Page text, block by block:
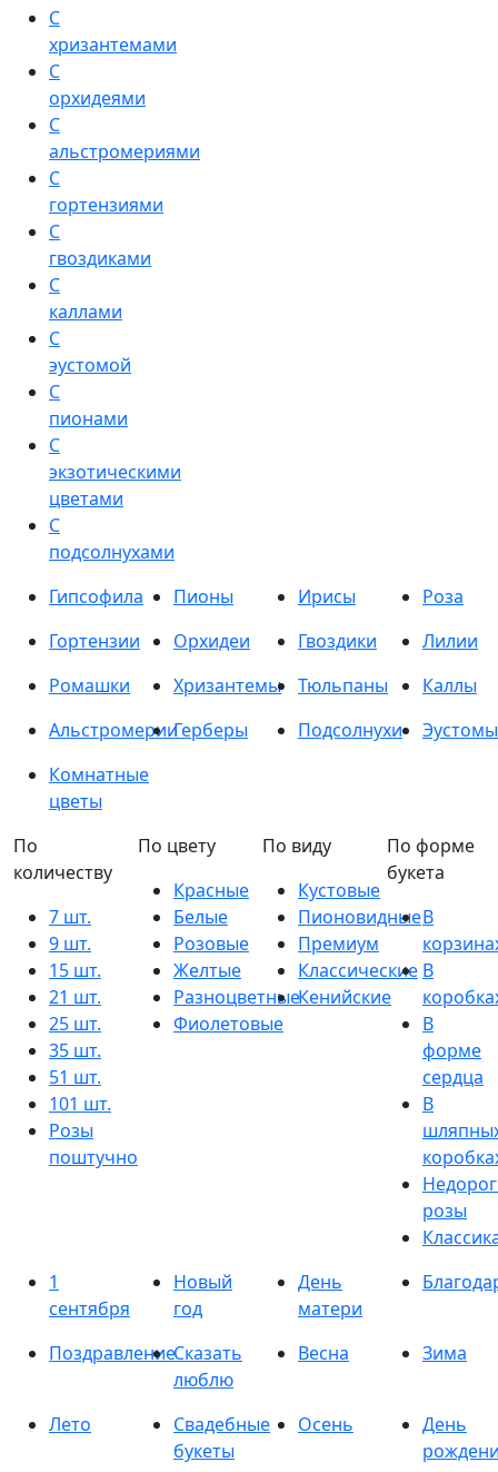
С
хризантемами
С
орхидеями
С
альстромериями
С
гортензиями
С
гвоздиками
С
каллами
С
эустомой
С
пионами
С
экзотическими
цветами
С
подсолнухами
Гипсофила
Пионы Ирисы
Роза
Гортензии
Орхидеи Гвоздики
Лилии
Ромашки
Хризантемы Тюльпаны
Каллы
АльстромерииГерберы Подсолнухи
Эустомы
Комнатные
цветы
По
количеству
7 шт.
9 шт.
15 шт.
21 шт.
25 шт.
35 шт.
51 шт.
101 шт.
Розы
поштучно
По цвету
Красные
Белые
Розовые
Желтые
Разноцветные
Фиолетовые
По виду
Кустовые
Пионовидные
Премиум
Классические
Кенийские
По форме
букета
В
В
В
форме
сердца
В
розы
1
сентября
Новый
год
День
матери
ПоздравлениеСказать
люблю
Весна Зима
Лето
Свадебные
букеты
Осень
День